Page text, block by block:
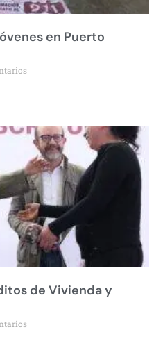
en Puerto
de Vivienda y